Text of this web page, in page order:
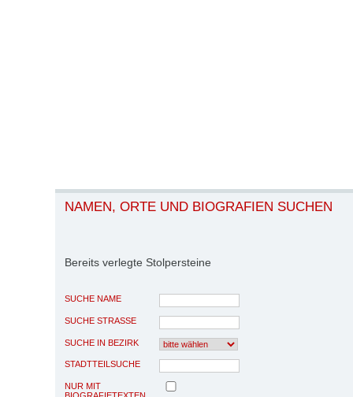
NAMEN, ORTE UND BIOGRAFIEN SUCHEN
Bereits verlegte Stolpersteine
SUCHE NAME
SUCHE STRASSE
SUCHE IN BEZIRK
STADTTEILSUCHE
NUR MIT
BIOGRAFIETEXTEN